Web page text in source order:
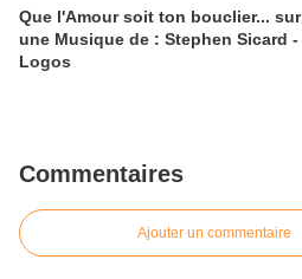
Que l'Amour soit ton bouclier... sur
une Musique de : Stephen Sicard -
Logos
Commentaires
Ajouter un commentaire